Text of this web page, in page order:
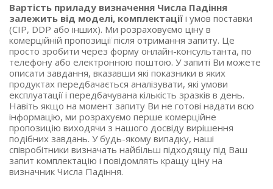
Вартість приладу визначення Числа Падіння
залежить від моделі, комплектації і умов поставки
(CIP, DDP або інших). Ми розраховуємо ціну в
комерційній пропозиції після отримання запиту. Це
просто зробити через форму онлайн-консультанта, по
телефону або електронною поштою. У запиті Ви можете
описати завдання, вказавши які показники в яких
продуктах передбачається аналізувати, які умови
експлуатації і передбачувана кількість зразків в день.
Навіть якщо на момент запиту Ви не готові надати всю
інформацію, ми розрахуємо перше комерційне
пропозицію виходячи з нашого досвіду вирішення
подібних завдань. У будь-якому випадку, наші
співробітники визначать найбільш підходящу під Ваш
запит комплектацію і повідомлять кращу ціну на
визначник Числа Падіння.